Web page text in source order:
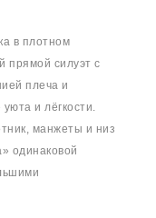
в плотном
прямой силуэт с
плеча и
и лёгкости.
манжеты и низ
одинаковой